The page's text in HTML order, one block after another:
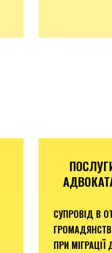
СУПРОВІД В
ПРИ МІГРАЦІЇ